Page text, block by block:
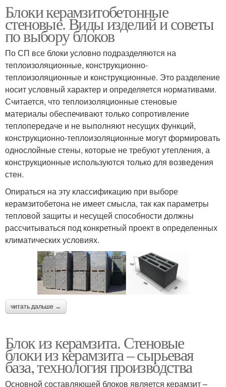
Блоки керамзитобетонные
стеновые. Виды изделий и советы
по выбору блоков
По СП все блоки условно подразделяются на
теплоизоляционные, конструкционно-
теплоизоляционные и конструкционные. Это разделение
носит условный характер и определяется нормативами.
Считается, что теплоизоляционные стеновые
материалы обеспечивают только сопротивление
теплопередаче и не выполняют несущих функций,
конструкционно-теплоизоляционные могут формировать
однослойные стены, которые не требуют утепления, а
конструкционные используются только для возведения
стен.
Опираться на эту классификацию при выборе
керамзитобетона не имеет смысла, так как параметры
тепловой защиты и несущей способности должны
рассчитываться под конкретный проект в определенных
климатических условиях.
читать дальше →
Блок из керамзита. Стеновые
блоки из керамзита – сырьевая
база, технология производства
Основной составляющей блоков является керамзит –